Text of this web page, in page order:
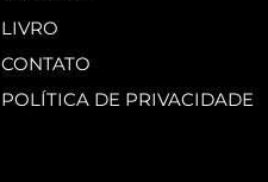
LIVRO
CONTATO
POLÍTICA DE PRIVACIDADE